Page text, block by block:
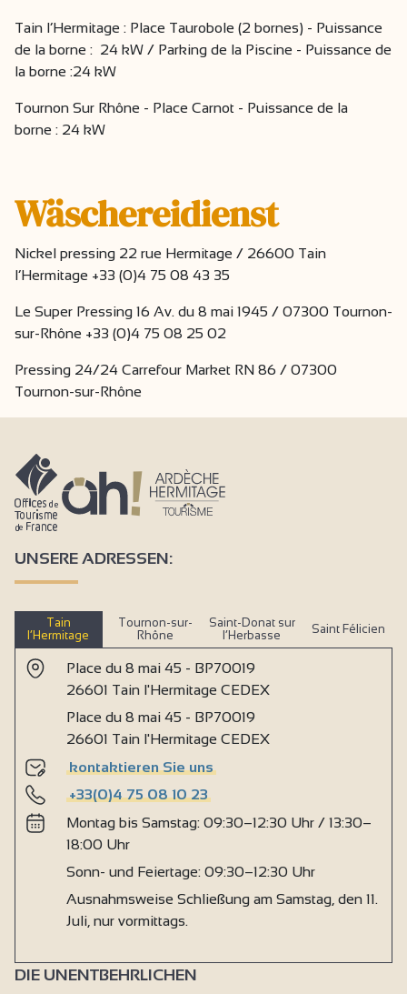
Tain l’Hermitage : Place Taurobole (2 bornes) - Puissance
de la borne : 24 kW / Parking de la Piscine - Puissance de
la borne :24 kW
Tournon Sur Rhône - Place Carnot - Puissance de la
borne : 24 kW
Wäschereidienst
Nickel pressing 22 rue Hermitage / 26600 Tain
l’Hermitage +33 (0)4 75 08 43 35
Le Super Pressing 16 Av. du 8 mai 1945 / 07300 Tournon-
sur-Rhône +33 (0)4 75 08 25 02
Pressing 24/24 Carrefour Market RN 86 / 07300
Tournon-sur-Rhône
UNSERE ADRESSEN:
Tain
l’Hermitage
Tournon-sur-
Rhône
Saint-Donat sur
l’Herbasse
Saint Félicien
Place du 8 mai 45 - BP70019
26601 Tain l'Hermitage CEDEX
Place du 8 mai 45 - BP70019
26601 Tain l'Hermitage CEDEX
kontaktieren Sie uns
+33(0)4 75 08 10 23
Montag bis Samstag: 09:30–12:30 Uhr / 13:30–
18:00 Uhr
Sonn- und Feiertage: 09:30–12:30 Uhr
Ausnahmsweise Schließung am Samstag, den 11.
Juli, nur vormittags.
DIE UNENTBEHRLICHEN